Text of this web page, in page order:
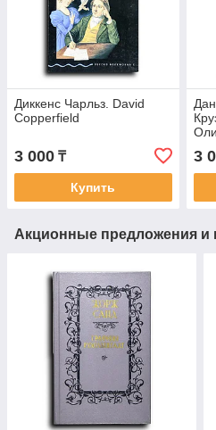
Диккенс Чарльз. David
Copperfield
3 000 ₸
Купить
3
Акционные предложения и